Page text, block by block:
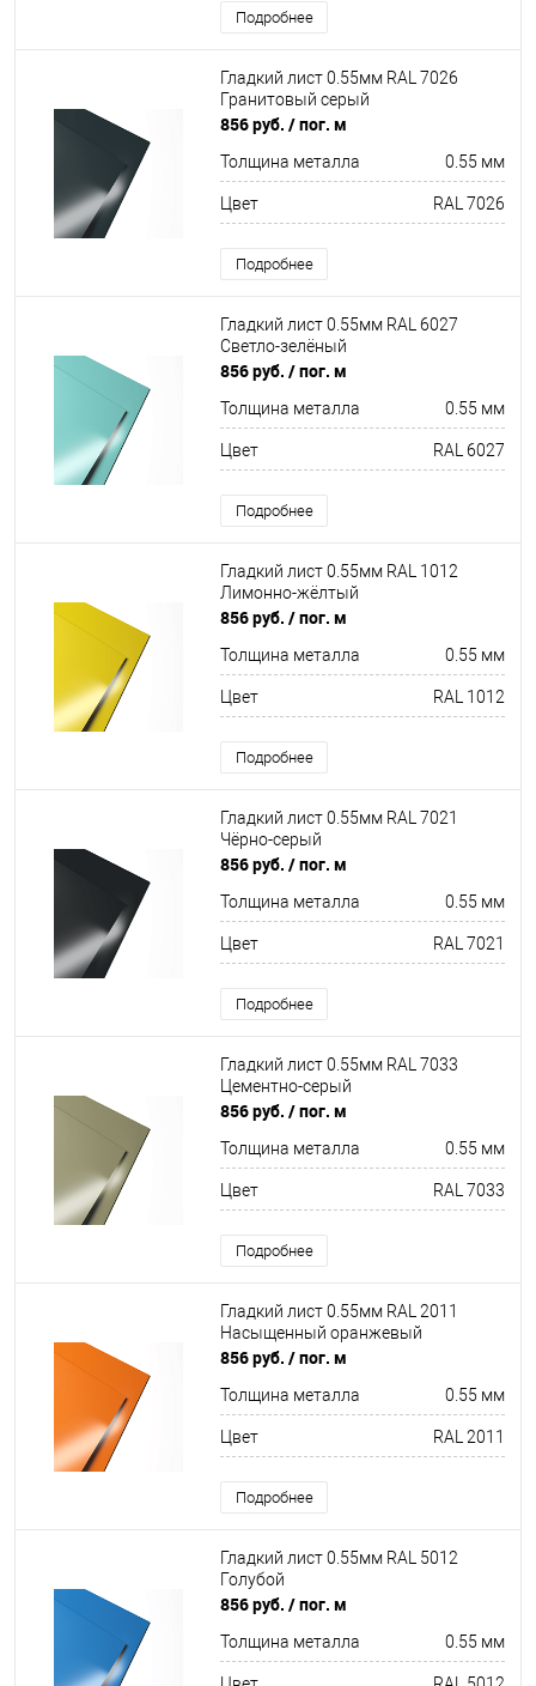
Подробнее
Гладкий лист 0.55мм RAL 7026
Гранитовый серый
856 руб. / пог. м
Толщина металла 0.55 мм
Цвет RAL 7026
Подробнее
Гладкий лист 0.55мм RAL 6027
Светло-зелёный
856 руб. / пог. м
Толщина металла 0.55 мм
Цвет RAL 6027
Подробнее
Гладкий лист 0.55мм RAL 1012
Лимонно-жёлтый
856 руб. / пог. м
Толщина металла 0.55 мм
Цвет RAL 1012
Подробнее
Гладкий лист 0.55мм RAL 7021
Чёрно-серый
856 руб. / пог. м
Толщина металла 0.55 мм
Цвет RAL 7021
Подробнее
Гладкий лист 0.55мм RAL 7033
Цементно-серый
856 руб. / пог. м
Толщина металла 0.55 мм
Цвет RAL 7033
Подробнее
Гладкий лист 0.55мм RAL 2011
Насыщенный оранжевый
856 руб. / пог. м
Толщина металла 0.55 мм
Цвет RAL 2011
Подробнее
Гладкий лист 0.55мм RAL 5012
Голубой
856 руб. / пог. м
Толщина металла 0.55 мм